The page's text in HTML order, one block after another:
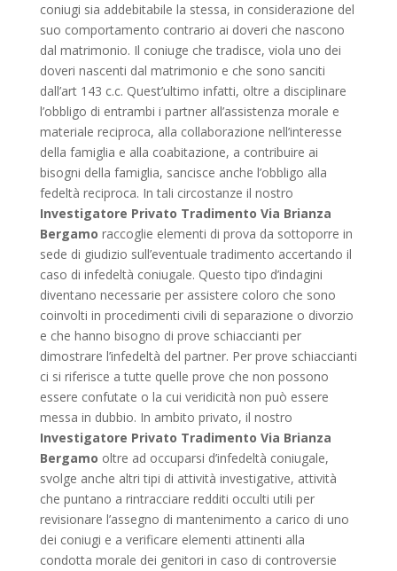
coniugi sia addebitabile la stessa, in considerazione del
suo comportamento contrario ai doveri che nascono
dal matrimonio. Il coniuge che tradisce, viola uno dei
doveri nascenti dal matrimonio e che sono sanciti
dall’art 143 c.c. Quest’ultimo infatti, oltre a disciplinare
l’obbligo di entrambi i partner all’assistenza morale e
materiale reciproca, alla collaborazione nell’interesse
della famiglia e alla coabitazione, a contribuire ai
bisogni della famiglia, sancisce anche l’obbligo alla
fedeltà reciproca. In tali circostanze il nostro
Investigatore Privato Tradimento Via Brianza
Bergamo raccoglie elementi di prova da sottoporre in
sede di giudizio sull’eventuale tradimento accertando il
caso di infedeltà coniugale. Questo tipo d’indagini
diventano necessarie per assistere coloro che sono
coinvolti in procedimenti civili di separazione o divorzio
e che hanno bisogno di prove schiaccianti per
dimostrare l’infedeltà del partner. Per prove schiaccianti
ci si riferisce a tutte quelle prove che non possono
essere confutate o la cui veridicità non può essere
messa in dubbio. In ambito privato, il nostro
Investigatore Privato Tradimento Via Brianza
Bergamo oltre ad occuparsi d’infedeltà coniugale,
svolge anche altri tipi di attività investigative, attività
che puntano a rintracciare redditi occulti utili per
revisionare l’assegno di mantenimento a carico di uno
dei coniugi e a verificare elementi attinenti alla
condotta morale dei genitori in caso di controversie